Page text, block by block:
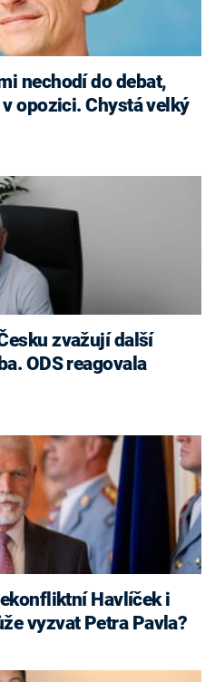
nechodí do debat,
opozici. Chystá velký
ODS reagovala
vyzvat Petra Pavla?